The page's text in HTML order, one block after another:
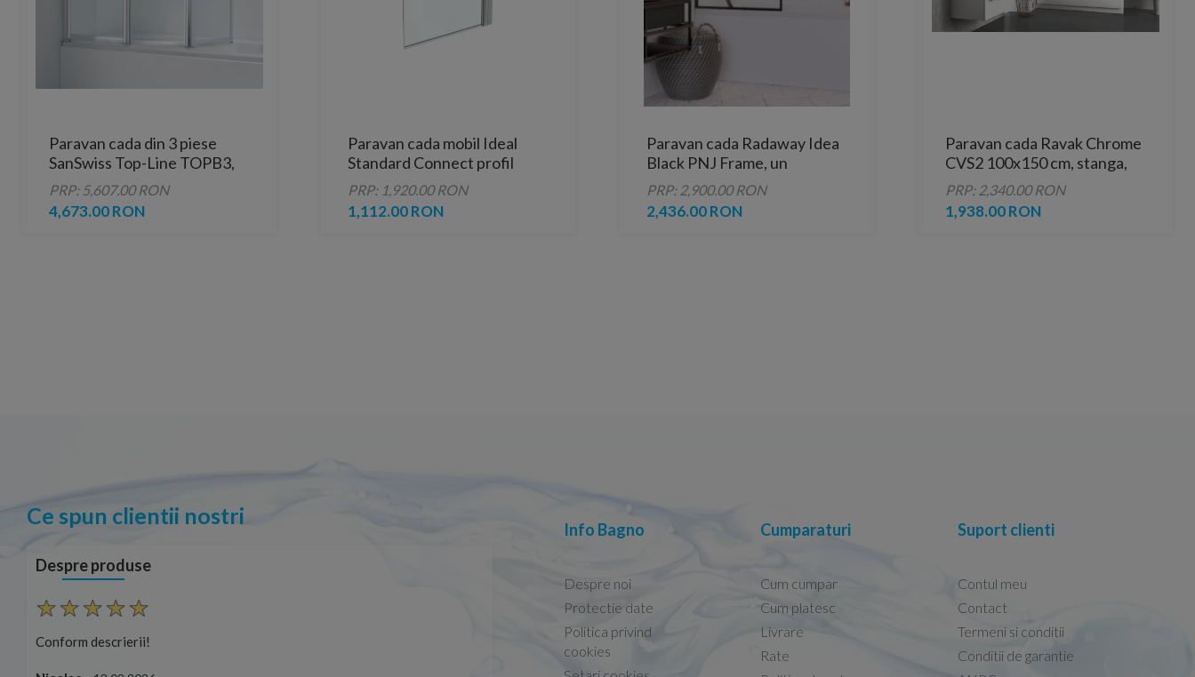
Paravan cada din 3 piese
SanSwiss Top-Line TOPB3,
140 x H140 cm
PRP: 5,607.00 RON
4,673.00 RON
Paravan cada mobil Ideal
Standard Connect profil
cromat 80x140 cm
PRP: 1,920.00 RON
1,112.00 RON
Paravan cada Radaway Idea
Black PNJ Frame, un
element fix, 60xH150 cm
PRP: 2,900.00 RON
2,436.00 RON
Paravan cada Ravak Chrome
CVS2 100x150 cm, stanga,
profil crom slefuit lucios
PRP: 2,340.00 RON
1,938.00 RON
Ce spun clientii nostri
Despre produse
Conform descrierii! Capacele Grohe sunt de bună calitate și se instalează foarte ușor! Calitate si pret excelent.
Info Bagno
Despre noi
Protectie date
Politica privind
cookies
Cumparaturi
Cum cumpar
Cum platesc
Livrare
Rate
Suport clienti
Contul meu
Contact
Termeni si conditii
Conditii de garantie